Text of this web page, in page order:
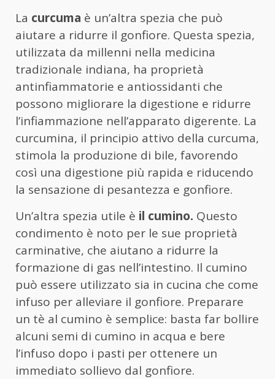
La curcuma è un’altra spezia che può
aiutare a ridurre il gonfiore. Questa spezia,
utilizzata da millenni nella medicina
tradizionale indiana, ha proprietà
antinfiammatorie e antiossidanti che
possono migliorare la digestione e ridurre
l’infiammazione nell’apparato digerente. La
curcumina, il principio attivo della curcuma,
stimola la produzione di bile, favorendo
così una digestione più rapida e riducendo
la sensazione di pesantezza e gonfiore.
Un’altra spezia utile è il cumino. Questo
condimento è noto per le sue proprietà
carminative, che aiutano a ridurre la
formazione di gas nell’intestino. Il cumino
può essere utilizzato sia in cucina che come
infuso per alleviare il gonfiore. Preparare
un tè al cumino è semplice: basta far bollire
alcuni semi di cumino in acqua e bere
l’infuso dopo i pasti per ottenere un
immediato sollievo dal gonfiore.